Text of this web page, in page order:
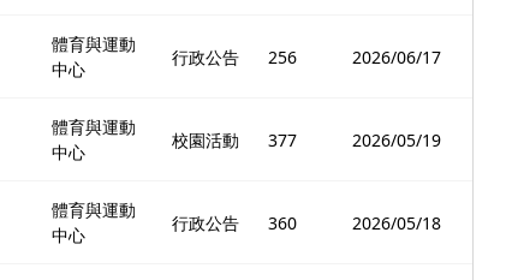
體育與運動
中心
行政公告 256 2026/06/17
體育與運動
中心
校園活動 377 2026/05/19
體育與運動
中心
行政公告 360 2026/05/18